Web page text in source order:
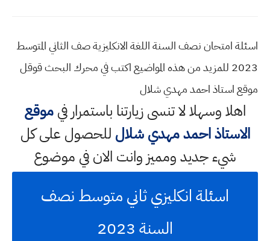
اسئلة امتحان نصف السنة اللغة الانكليزية صف الثاني المتوسط
2023 للمزيد من هذه المواضيع اكتب في محرك البحث قوقل
موقع استاذ احمد مهدي شلال
اهلا وسهلالا تنسى زيارتنا باستمرار فيموقع
الاستاذ احمد مهدي شلال للحصول على كل
شيء جديد ومميز وانت الان في موضوع
اسئلة انكليزي ثاني متوسط نصف
السنة 2023